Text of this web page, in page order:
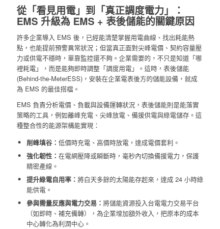
從「看見用電」到「真正調度電力」：
EMS 升級為 EMS + 表後儲能的關鍵原因
許多企業導入 EMS 後，已經能清楚掌握用電曲線、找出耗能熱
點，也能提前預警異常狀況；但當真正面對尖峰電價、契約容量壓
力或供電不穩時，單靠監控還不夠。企業需要的，不只是知道「哪
裡耗電」，而是能夠即時調整「調度用電」。這時，表後儲能
(Behind-the-MeterESS)，安裝在企業電表後方的儲能設備，就成
為 EMS 的最佳搭檔。
EMS 負責分析電價、負載與設備運轉狀況，表後儲能則是能落實
策略的工具，例如離峰充電、尖峰放電、備援供電與綠電儲存。這
種整合性的能源架構能實現：
削峰填谷： 低價時充電、高價時放電，達成電價套利。
強化韌性： 在電網壓降或瞬斷時，毫秒內切換備援電力，保護
精密產線。
提升綠電自用率： 將白天多餘的太陽能存起來，達成 24 小時綠
能供電。
參與需量反應與電力交易： 將儲能資源投入台電電力交易平台
（如即時、補充備轉），為企業增加額外收入，把原本的成本
中心轉化為利潤中心。